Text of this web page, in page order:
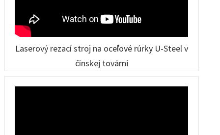
Laserový rezací stroj na oceľové rúrky U-Steel v
čínskej továrni